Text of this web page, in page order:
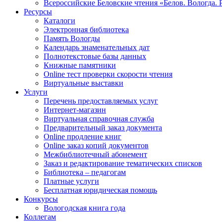
Всероссийские Беловские чтения «Белов. Вологда.
Ресурсы
Каталоги
Электронная библиотека
Память Вологды
Календарь знаменательных дат
Полнотекстовые базы данных
Книжные памятники
Online тест проверки скорости чтения
Виртуальные выставки
Услуги
Перечень предоставляемых услуг
Интернет-магазин
Виртуальная справочная служба
Предварительный заказ документа
Online продление книг
Online заказ копий документов
Межбиблиотечный абонемент
Заказ и редактирование тематических списков
Библиотека – педагогам
Платные услуги
Бесплатная юридическая помощь
Конкурсы
Вологодская книга года
Коллегам